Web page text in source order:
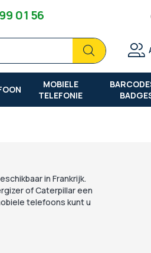
01 56
Zoek
Zoek
MOBIELE
TELEFONIE
in Frankrijk.
of Caterpillar een
telefoons kunt u